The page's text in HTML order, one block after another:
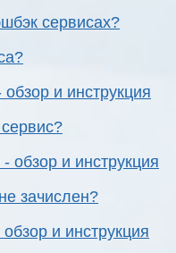
сервисах?
и инструкция
обзор и инструкция
зачислен?
и инструкция